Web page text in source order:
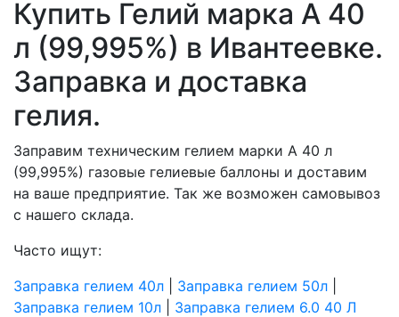
Купить Гелий марка А 40
л (99,995%) в Ивантеевке.
Заправка и доставка
гелия.
Заправим техническим гелием марки А 40 л
(99,995%) газовые гелиевые баллоны и доставим
на ваше предприятие. Так же возможен самовывоз
с нашего склада.
Часто ищут:
Заправка гелием 40л
Заправка гелием 50л
Заправка гелием 10л
Заправка гелием 6.0 40 Л